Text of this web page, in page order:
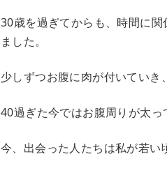
30歳を過ぎてからも、時間に
ました。
少しずつお腹に肉が付いてい
40過ぎた今ではお腹周りが太っ
今、出会った人たちは私が若い